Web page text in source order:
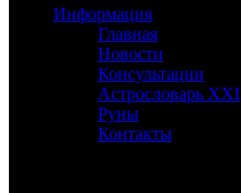
Информация
Главная
Новости
Консультации
Астрословарь XXI
Руны
Контакты